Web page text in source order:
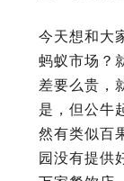
今天想和大
蚂蚁市场？
差要么贵，
是，但公牛
然有类似百
园没有提供